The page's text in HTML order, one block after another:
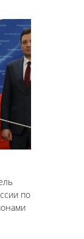
по